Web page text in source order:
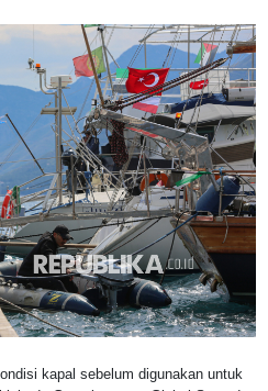
kapal sebelum digunakan untuk